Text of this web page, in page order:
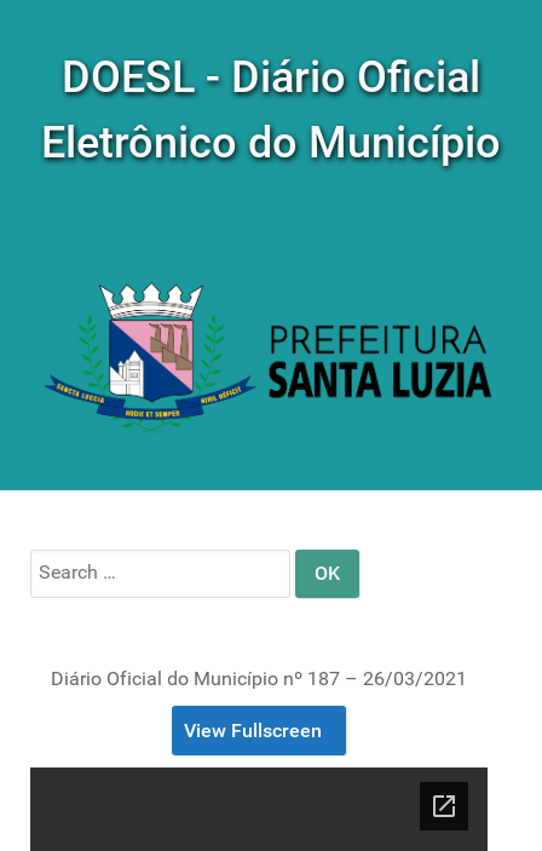
DOESL - Diário Oficial
Eletrônico do Município
Search
for:
Diário Oficial do Município nº 187 – 26/03/2021
View Fullscreen